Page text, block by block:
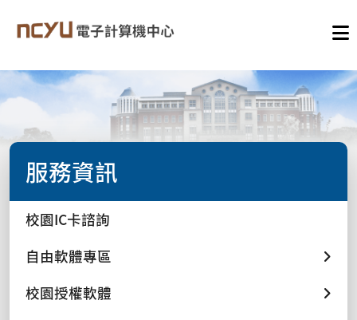
服務資訊
校園IC卡諮詢
自由軟體專區
校園授權軟體